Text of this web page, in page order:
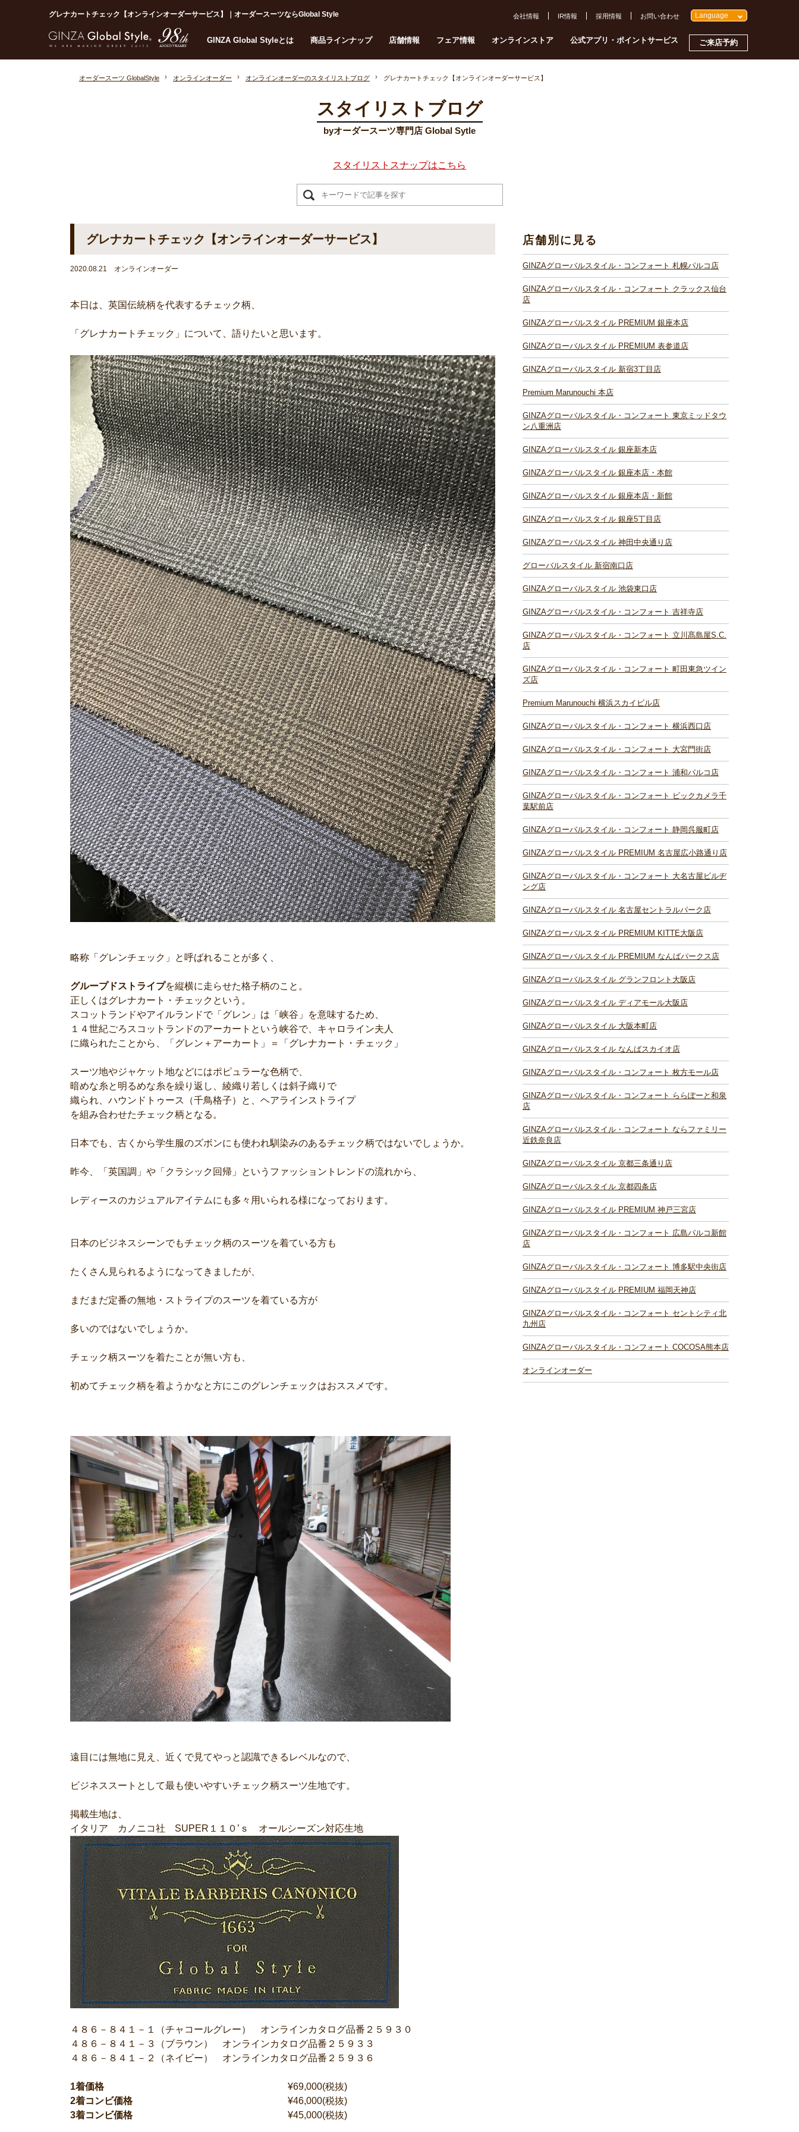
グレナカートチェック【オンラインオーダーサービス】｜オーダースーツならGlobal Style
GINZA Global Styleとは 商品ラインナップ 店舗情報 フェア情報 オンラインストア 公式アプリ・ポイントサービス ご来店予約
会社情報 IR情報 採用情報 お問い合わせ Language
オーダースーツ GlobalStyle オンラインオーダー オンラインオーダーのスタイリストブログ グレナカートチェック【オンラインオーダーサービス】
スタイリストブログ
byオーダースーツ専門店 Global Sytle
スタイリストスナップはこちら
グレナカートチェック【オンラインオーダーサービス】
2020.08.21 オンラインオーダー
本日は、英国伝統柄を代表するチェック柄、
「グレナカートチェック」について、語りたいと思います。
略称「グレンチェック」と呼ばれることが多く、
グループドストライプを縦横に走らせた格子柄のこと。
正しくはグレナカート・チェックという。
スコットランドやアイルランドで「グレン」は「峡谷」を意味するため、
１４世紀ごろスコットランドのアーカートという峡谷で、キャロライン夫人
に織られたことから、「グレン＋アーカート」＝「グレナカート・チェック」
スーツ地やジャケット地などにはポピュラーな色柄で、
暗めな糸と明るめな糸を繰り返し、綾織り若しくは斜子織りで
織られ、ハウンドトゥース（千鳥格子）と、ヘアラインストライプ
を組み合わせたチェック柄となる。
日本でも、古くから学生服のズボンにも使われ馴染みのあるチェック柄ではないでしょうか。
昨今、「英国調」や「クラシック回帰」というファッショントレンドの流れから、
レディースのカジュアルアイテムにも多々用いられる様になっております。
日本のビジネスシーンでもチェック柄のスーツを着ている方も
たくさん見られるようになってきましたが、
まだまだ定番の無地・ストライプのスーツを着ている方が
多いのではないでしょうか。
チェック柄スーツを着たことが無い方も、
初めてチェック柄を着ようかなと方にこのグレンチェックはおススメです。
遠目には無地に見え、近くで見てやっと認識できるレベルなので、
ビジネススートとして最も使いやすいチェック柄スーツ生地です。
掲載生地は、
イタリア カノニコ社 SUPER１１０’ｓ オールシーズン対応生地
４８６－８４１－１（チャコールグレー） オンラインカタログ品番２５９３０
４８６－８４１－３（ブラウン） オンラインカタログ品番２５９３３
４８６－８４１－２（ネイビー） オンラインカタログ品番２５９３６
1着価格
¥69,000(税抜)
2着コンビ価格
¥46,000(税抜)
3着コンビ価格
¥45,000(税抜)
店舗別に見る
GINZAグローバルスタイル・コンフォート 札幌パルコ店
GINZAグローバルスタイル・コンフォート クラックス仙台
店
GINZAグローバルスタイル PREMIUM 銀座本店
GINZAグローバルスタイル PREMIUM 表参道店
GINZAグローバルスタイル 新宿3丁目店
Premium Marunouchi 本店
GINZAグローバルスタイル・コンフォート 東京ミッドタウ
ン八重洲店
GINZAグローバルスタイル 銀座新本店
GINZAグローバルスタイル 銀座本店・本館
GINZAグローバルスタイル 銀座本店・新館
GINZAグローバルスタイル 銀座5丁目店
GINZAグローバルスタイル 神田中央通り店
グローバルスタイル 新宿南口店
GINZAグローバルスタイル 池袋東口店
GINZAグローバルスタイル・コンフォート 吉祥寺店
GINZAグローバルスタイル・コンフォート 立川髙島屋S.C.
店
GINZAグローバルスタイル・コンフォート 町田東急ツイン
ズ店
Premium Marunouchi 横浜スカイビル店
GINZAグローバルスタイル・コンフォート 横浜西口店
GINZAグローバルスタイル・コンフォート 大宮門街店
GINZAグローバルスタイル・コンフォート 浦和パルコ店
GINZAグローバルスタイル・コンフォート ビックカメラ千
葉駅前店
GINZAグローバルスタイル・コンフォート 静岡呉服町店
GINZAグローバルスタイル PREMIUM 名古屋広小路通り店
GINZAグローバルスタイル・コンフォート 大名古屋ビルヂ
ング店
GINZAグローバルスタイル 名古屋セントラルパーク店
GINZAグローバルスタイル PREMIUM KITTE大阪店
GINZAグローバルスタイル PREMIUM なんばパークス店
GINZAグローバルスタイル グランフロント大阪店
GINZAグローバルスタイル ディアモール大阪店
GINZAグローバルスタイル 大阪本町店
GINZAグローバルスタイル なんばスカイオ店
GINZAグローバルスタイル・コンフォート 枚方モール店
GINZAグローバルスタイル・コンフォート ららぽーと和泉
店
GINZAグローバルスタイル・コンフォート ならファミリー
近鉄奈良店
GINZAグローバルスタイル 京都三条通り店
GINZAグローバルスタイル 京都四条店
GINZAグローバルスタイル PREMIUM 神戸三宮店
GINZAグローバルスタイル・コンフォート 広島パルコ新館
店
GINZAグローバルスタイル・コンフォート 博多駅中央街店
GINZAグローバルスタイル PREMIUM 福岡天神店
GINZAグローバルスタイル・コンフォート セントシティ北
九州店
GINZAグローバルスタイル・コンフォート COCOSA熊本店
オンラインオーダー